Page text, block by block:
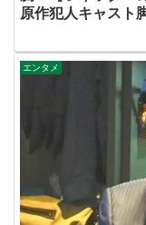
原作犯人キャスト
エンタメ